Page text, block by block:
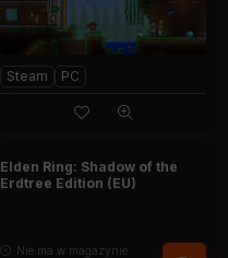
Steam PC
Elden Ring: Shadow of the
Erdtree Edition (EU)
Nie ma w magazynie